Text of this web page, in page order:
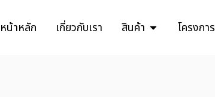
หน้าหลัก เกี่ยวกับเรา สินค้า โครงการ